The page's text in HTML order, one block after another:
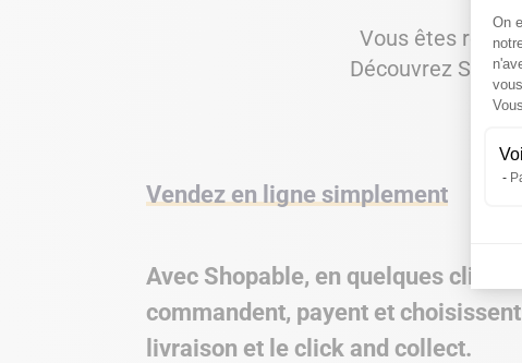
On
Vous êtes
Découvrez
Vendez en ligne simplement
Avec Shopable, en quelques clics,
commandent, payent et
livraison et le click and collect.